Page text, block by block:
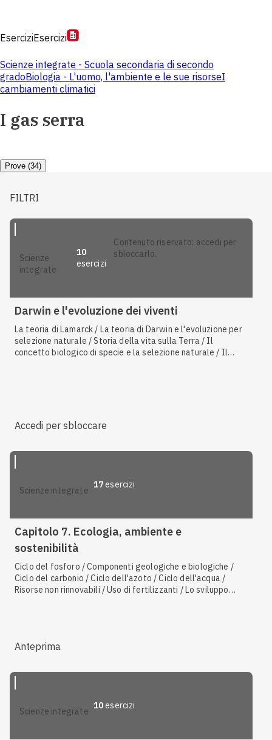
EserciziEsercizi
Scienze integrate - Scuola secondaria di secondo
gradoBiologia - L'uomo, l'ambiente e le sue risorseI
cambiamenti climatici
I gas serra
Prove (34)
FILTRI
scienze
integrate
10
esercizi
contenuto riservato: accedi per
sbloccarlo.
Darwin e l'evoluzione dei viventi
La teoria di Lamarck / La teoria di Darwin e l'evoluzione per
selezione naturale / Storia della vita sulla Terra / Il
concetto biologico di specie e la selezione naturale / Il
Accedi per sbloccare
scienze integrate
17 esercizi
Capitolo 7. Ecologia, ambiente e
sostenibilità
Ciclo del fosforo / Componenti geologiche e biologiche /
Ciclo del carbonio / Ciclo dell'azoto / Ciclo dell'acqua /
Risorse non rinnovabili / Uso di fertilizzanti / Lo sviluppo
Anteprima
scienze integrate
10 esercizi